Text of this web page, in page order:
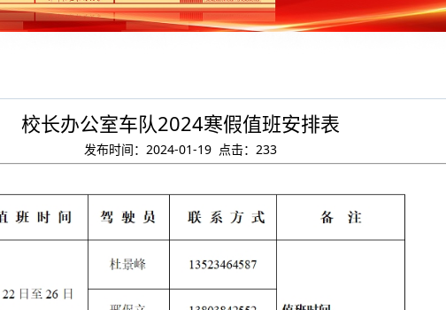
校长办公室车队2024寒假值班安排表
发布时间：2024-01-19 点击： 233